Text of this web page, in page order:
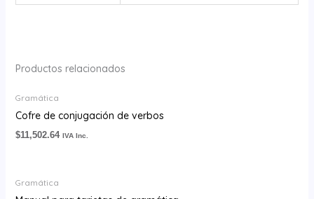
Productos relacionados
Gramática
Cofre de conjugación de verbos
$11,502.64 IVA Inc.
Gramática